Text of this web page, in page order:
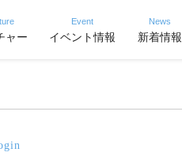
ャー
Event
イベント情報
News
新着情報